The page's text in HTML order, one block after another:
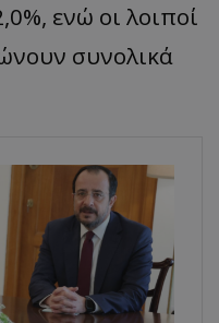
ενώ οι λοιποί
συνολικά